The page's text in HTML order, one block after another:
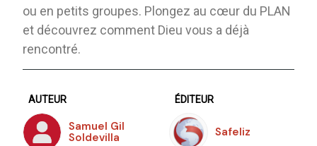
ou en petits groupes. Plongez au cœur du PLAN
et découvrez comment Dieu vous a déjà
rencontré.
AUTEUR
Samuel Gil
Soldevilla
ÉDITEUR
Safeliz